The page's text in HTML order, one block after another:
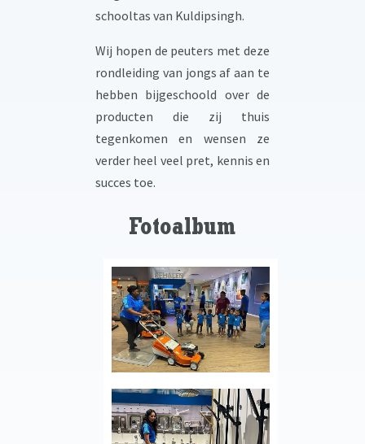
schooltas van Kuldipsingh.
Wij hopen de peuters met deze
rondleiding van jongs af aan te
hebben bijgeschoold over de
producten die zij thuis
tegenkomen en wensen ze
verder heel veel pret, kennis en
succes toe.
Fotoalbum